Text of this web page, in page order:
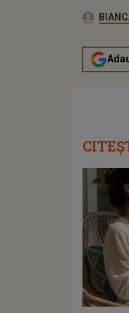
Autor: